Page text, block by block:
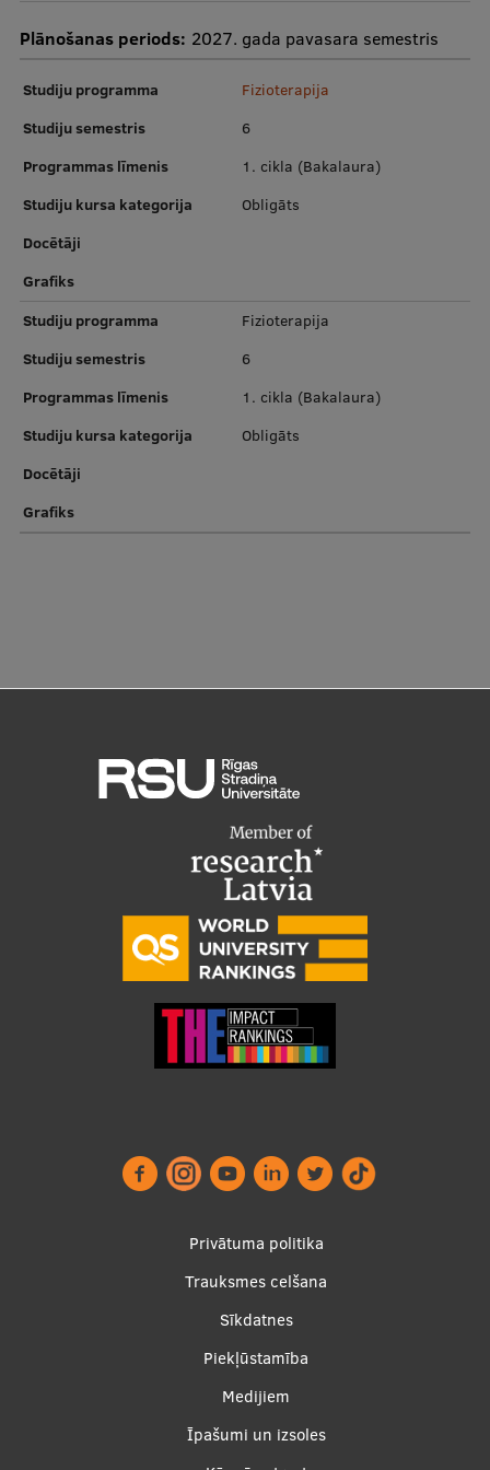
RSU zinātnes portāls
Zinātnes ietekme
Pētniecības platformas
Doktorantūras skola
Vertikāli integrētie projekti
Zinātniskās konferences
Inovāciju centrs
Starptautiskā sadarbība
EATRIS koordinators Latvijā
Plānošanas periods: 2027. gada pavasara semestris
Studiju programma
Fizioterapija
Studiju semestris
6
Programmas līmenis
1. cikla (Bakalaura)
Studiju kursa kategorija
Obligāts
Docētāji
Grafiks
Studiju programma
Fizioterapija
Studiju semestris
6
Programmas līmenis
1. cikla (Bakalaura)
Studiju kursa kategorija
Obligāts
Docētāji
Grafiks
Privātuma politika
Trauksmes celšana
Sīkdatnes
Piekļūstamība
Medijiem
Īpašumi un izsoles